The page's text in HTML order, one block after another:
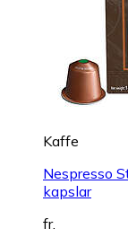
Kaffe
Nespresso
kapslar
fr.